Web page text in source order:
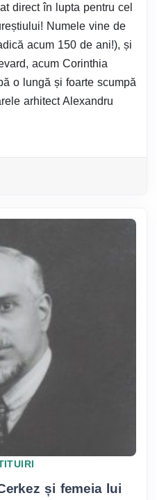
direct în lupta pentru cel
Numele vine de
acum 150 de ani!), și
acum Corinthia
o lungă și foarte scumpă
arhitect Alexandru
și femeia lui